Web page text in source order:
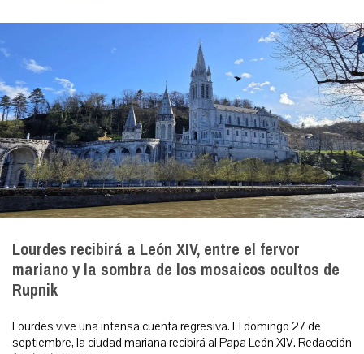
Lourdes recibirá a León XIV, entre el fervor
mariano y la sombra de los mosaicos ocultos de
Rupnik
Lourdes vive una intensa cuenta regresiva. El domingo 27 de
septiembre, la ciudad mariana recibirá al Papa León XIV. Redacción